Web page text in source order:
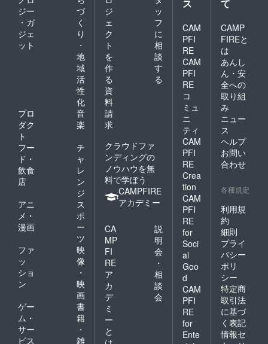
度参加
とオン
ライン
セミ
ナー初
回参加
権はな
くなり
ます ・
注意事
項： イ
ンター
ネット
環境が
整った
場所か
さい。
ンクは
https://
mgfusi
on.com
のセミ
ナー開
催の
ページ
に申し
込まれ
ると登
録され
たメー
ルに記
mgfusi
のセミ
ナー開
催の
ページ
に申し
込まれ
ると登
録され
たメー
ルに記
載して
おりま
す。 ■
学会発
表資料
PDF配
で発表
料を
PDFに
して支
援者に
学会発
表1カ月
以内に
送付し
ます。
今回
EPS202
6の場合
は7月末
までに
ナーな
像の受
け渡し
につい
ては、
プロ
ジェク
ト終了
後にお
送りす
るメー
ルをご
確認く
ださ
い。 ■
質問優
先回答
術・研
容） ・
内容：
支援者
様から
の技術
や研究
内容に
関する
質問
に、優
先的に
回答さ
せてい
ただき
ジー
・ガ
ジェ
ット
づ
く
り
・
地
域
活
性
化
プロ
ダク
ト
音
楽
フー
ド・
飲食
店
チ
ャ
レ
ン
ジ
アニ
メ・
漫画
ス
ポ
ー
ツ
ファ
ッ
ショ
ン
映
像
・
映
画
ゲー
ム・
サー
ビス
書
籍
・
雑
ジ
ェ
ク
ト
を
作
る
ッ
フ
に
相
談
す
る
資
料
請
求
クラウドファ
ンディングの
ノウハウを無
料で学ぼう
CAMPFIRE
アカデミー
CA
MP
FI
RE
ア
カ
デ
ミ
ー
と
説
明
会
・
相
談
会
ス
CAM
PFI
RE
CAM
PFI
RE
コ
ミュ
ニ
ティ
CAM
PFI
RE
Crea
tion
CAM
PFI
RE
for
Soci
al
Goo
d
CAM
PFI
RE
for
Ente
て
CAMP
FIREと
は
あんし
ん・安
全への
取り組
み
ニュー
ス
ヘルプ
お問い
合わせ
各種規定
利用規
約
細則
プライ
バシー
ポリ
シー
特定商
取引法
に基づ
く表記
情報セ